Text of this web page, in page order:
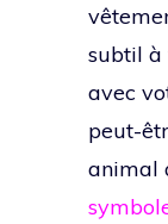
subtil à
avec
peut-
animal